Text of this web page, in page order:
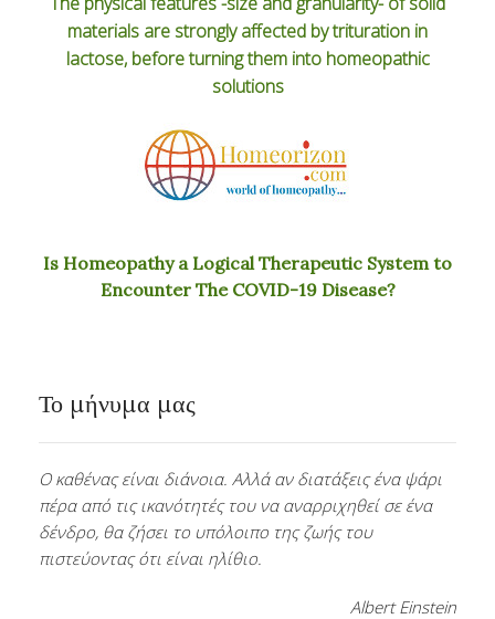
materials are strongly affected by trituration in
lactose, before turning them into homeopathic
solutions
Is Homeopathy a Logical Therapeutic System to
Encounter The COVID-19 Disease?
Το μήνυμα μας
Ο καθένας είναι διάνοια. Αλλά αν διατάξεις ένα ψάρι
πέρα από τις ικανότητές του να αναρριχηθεί σε ένα
δένδρο, θα ζήσει το υπόλοιπο της ζωής του
πιστεύοντας ότι είναι ηλίθιο.
Albert Einstein